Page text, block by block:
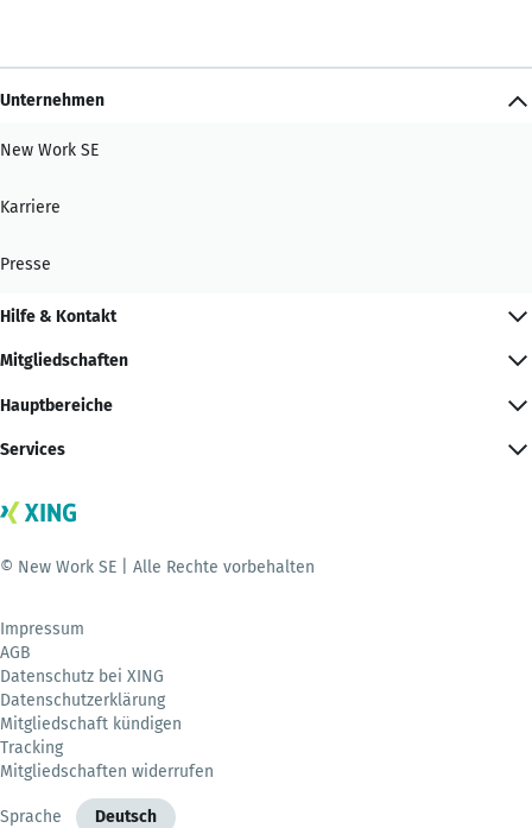
Unternehmen
New Work SE
Karriere
Presse
Hilfe & Kontakt
Mitgliedschaften
Hauptbereiche
Services
© New Work SE | Alle Rechte vorbehalten
Impressum
AGB
Datenschutz bei XING
Datenschutzerklärung
Mitgliedschaft kündigen
Tracking
Mitgliedschaften widerrufen
Sprache Deutsch